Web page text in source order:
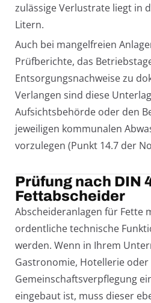
zulässige Verlustrate liegt in
Litern.
Auch bei mangelfreien
Prüfberichte, das
Entsorgungsnachweise zu
Verlangen sind diese
Aufsichtsbehörde oder den
jeweiligen kommunalen
vorzulegen (Punkt 14.7 der
Prüfung nach DIN
Fettabscheider
Abscheideranlagen für Fette
ordentliche technische
werden. Wenn in Ihrem
Gastronomie, Hotellerie oder
Gemeinschaftsverpflegung
eingebaut ist, muss dieser